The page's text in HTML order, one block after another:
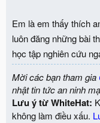
Em là em thấy thích
luôn đăng những bài
học tập nghiên cứu
Mời các bạn tham gia
nhật tin tức an ninh
Lưu ý từ WhiteHat:
không làm điều xấu.